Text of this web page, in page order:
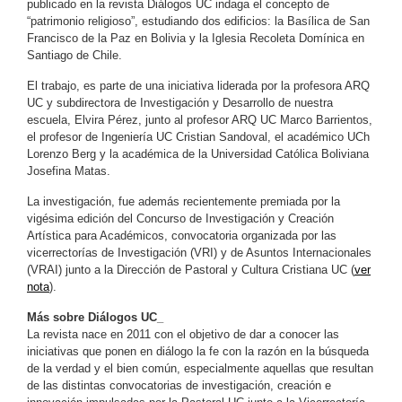
publicado en la revista Diálogos UC indaga el concepto de
“patrimonio religioso”, estudiando dos edificios: la Basílica de San
Francisco de la Paz en Bolivia y la Iglesia Recoleta Domínica en
Santiago de Chile.
El trabajo, es parte de una iniciativa liderada por la profesora ARQ
UC y subdirectora de Investigación y Desarrollo de nuestra
escuela, Elvira Pérez, junto al profesor ARQ UC Marco Barrientos,
el profesor de Ingeniería UC Cristian Sandoval, el académico UCh
Lorenzo Berg y la académica de la Universidad Católica Boliviana
Josefina Matas.
La investigación, fue además recientemente premiada por la
vigésima edición del Concurso de Investigación y Creación
Artística para Académicos, convocatoria organizada por las
vicerrectorías de Investigación (VRI) y de Asuntos Internacionales
(VRAI) junto a la Dirección de Pastoral y Cultura Cristiana UC (ver
nota).
Más sobre Diálogos UC_
La revista nace en 2011 con el objetivo de dar a conocer las
iniciativas que ponen en diálogo la fe con la razón en la búsqueda
de la verdad y el bien común, especialmente aquellas que resultan
de las distintas convocatorias de investigación, creación e